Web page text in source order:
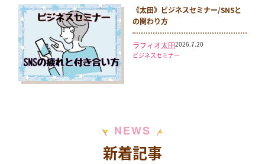
《太田》ビジネスセミナー/SNSと
の関わり方
ラフィオ太田2026.7.20
ビジネスセミナー
NEWS
新着記事